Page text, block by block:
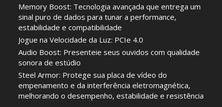
Memory Boost: Tecnologia avançada que entrega um
sinal puro de dados para tunar a performance,
estabilidade e compatibilidade
Jogue na Velocidade da Luz: PCIe 4.0
Audio Boost: Presenteie seus ouvidos com qualidade
sonora de estúdio
Steel Armor: Protege sua placa de vídeo do
empenamento e da interferência eletromagnética,
melhorando o desempenho, estabilidade e resistência